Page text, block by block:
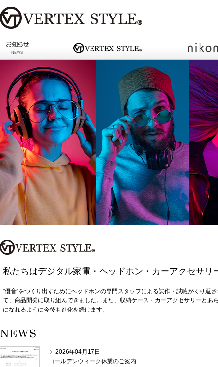
私たちはデジタル家電・ヘッドホン・カーアクセサ
"優音"をつくり出すためにヘッドホンの専門スタッフによる試作・試聴がくり返
て、商品開発に取り組んできました。また、収納ケース・カーアクセサリーと
になれるように今後も進化を続けます。
2026年04月17日
ゴールデンウィーク休業のご案内